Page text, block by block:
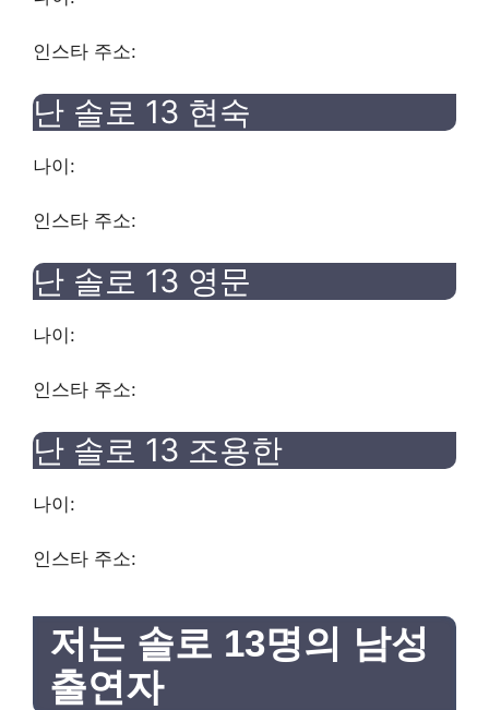
인스타 주소:
난 솔로 13 현숙
나이:
인스타 주소:
난 솔로 13 영문
나이:
인스타 주소:
난 솔로 13 조용한
나이:
인스타 주소:
저는 솔로 13명의 남성
출연자